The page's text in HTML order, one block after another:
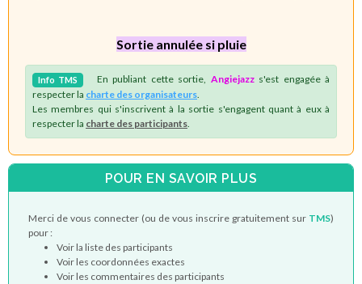
Sortie annulée si pluie
Info TMS En publiant cette sortie, Angiejazzs'est engagée à
respecter la charte des organisateurs
Les membres qui s'inscrivent à la sortie s'engagent quant à eux à
respecter la charte des participants
POUR EN SAVOIR PLUS
Merci de vous connecter (ou de vous inscrire gratuitement sur TMS)
pour :
Voir la liste des participants
Voir les coordonnées exactes
Voir les commentaires des participants